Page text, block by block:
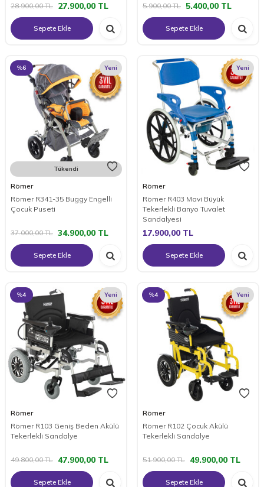
28.900,00TL 27.900,00 TL
Sepete Ekle
5.900,00TL 5.400,00 TL
Sepete Ekle
%6 Yeni
Tükendi
Römer
Römer R341-35 Buggy Engelli
Çocuk Puseti
37.000,00TL 34.900,00 TL
Sepete Ekle
Yeni
Römer
Römer R403 Mavi Büyük
Tekerlekli Banyo Tuvalet
Sandalyesi
17.900,00 TL
Sepete Ekle
%4 Yeni
Römer
Römer R103 Geniş Beden Akülü
Tekerlekli Sandalye
49.800,00TL 47.900,00 TL
Sepete Ekle
%4 Yeni
Römer
Römer R102 Çocuk Akülü
Tekerlekli Sandalye
51.900,00TL 49.900,00 TL
Sepete Ekle